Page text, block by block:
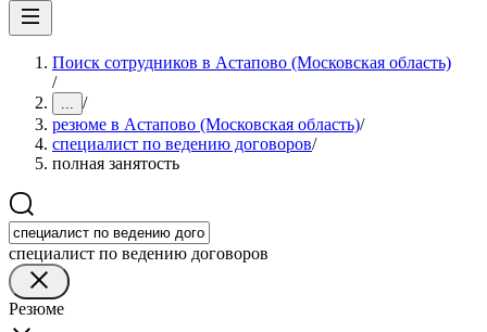
Поиск сотрудников в Астапово (Московская область)
/
... /
резюме в Астапово (Московская область)/
специалист по ведению договоров/
полная занятость
специалист по ведению договоров
Резюме